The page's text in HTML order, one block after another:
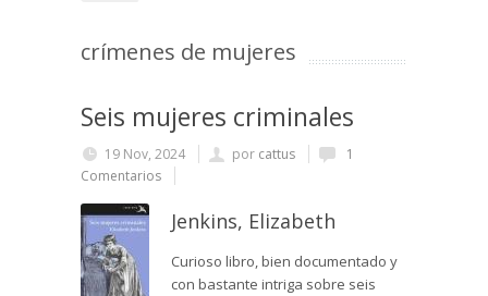
crímenes de mujeres
Seis mujeres criminales
19 Nov, 2024 por cattus
1
Comentarios
Jenkins, Elizabeth
Curioso libro, bien documentado y
con bastante intriga sobre seis